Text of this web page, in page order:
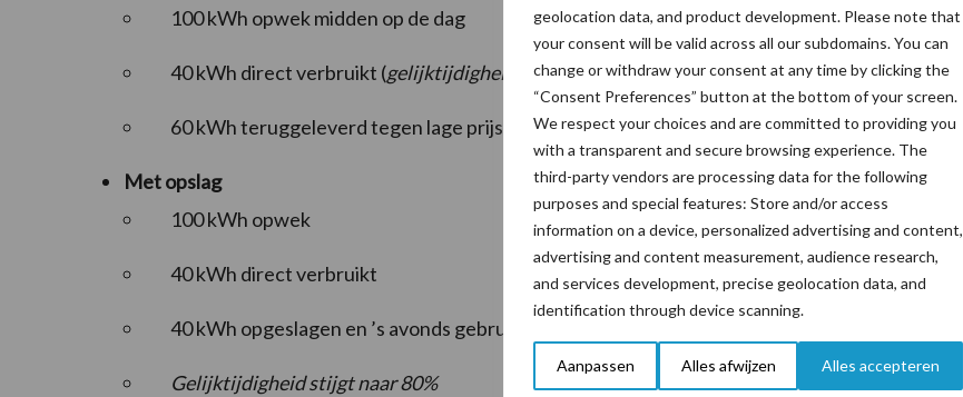
geolocation data, and product development. Please note that
your consent will be valid across all our subdomains. You can
change or withdraw your consent at any time by clicking the
“Consent Preferences” button at the bottom of your screen.
We respect your choices and are committed to providing you
with a transparent and secure browsing experience. The
third-party vendors are processing data for the following
purposes and special features: Store and/or access
information on a device, personalized advertising and content,
advertising and content measurement, audience research,
and services development, precise geolocation data, and
identification through device scanning.
Aanpassen Alles afwijzen Alles accepteren
100 kWh opwek midden op de dag
40 kWh direct verbruikt (gelijktijdigheid = 40%)
60 kWh teruggeleverd tegen lage prijs
Met opslag
100 kWh opwek
40 kWh direct verbruikt
40 kWh opgeslagen en ’s avonds gebruikt
Gelijktijdigheid stijgt naar 80%